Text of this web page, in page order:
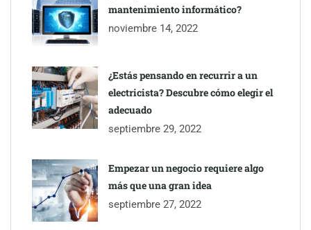
TBKids impulsa su expansión nacional con un modelo de
franquicia que redefine la educación tecnológica
Millones de desplazamientos en verano reabren el debate sobre
la seguridad en las carreteras, según SMA Road Safety
Perfumería Laura incorpora Nasomatto a su selección de
mantenimiento informático?
noviembre 14, 2022
¿Estás pensando en recurrir a un
electricista? Descubre cómo elegir el
adecuado
septiembre 29, 2022
Empezar un negocio requiere algo
más que una gran idea
septiembre 27, 2022